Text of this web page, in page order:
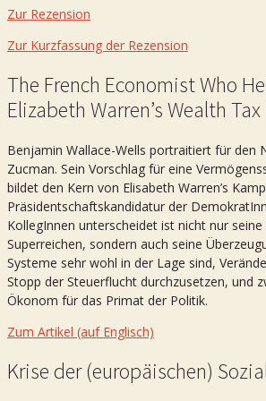
Zur Rezension
Zur Kurzfassung der Rezension
The French Economist Who
Elizabeth Warren’s Wealth Tax
Benjamin Wallace-Wells portraitiert für den
Zucman. Sein Vorschlag für eine
bildet den Kern von Elisabeth Warren’s
Präsidentschaftskandidatur der
KollegInnen unterscheidet ist nicht nur
Superreichen, sondern auch seine
Systeme sehr wohl in der Lage sind,
Stopp der Steuerflucht durchzusetzen, und
Ökonom für das Primat der Politik.
Zum Artikel (auf Englisch)
Krise der (europäischen)